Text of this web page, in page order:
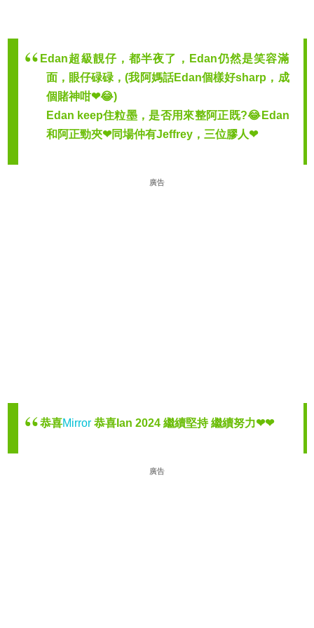
Edan超級靚仔，都半夜了，Edan仍然是笑容滿
面，眼仔碌碌，(我阿媽話Edan個樣好sharp，成
個賭神咁❤😂)
Edan keep住粒墨，是否用來整阿正既?😂Edan
和阿正勁夾❤同場仲有Jeffrey，三位膠人❤
廣告
恭喜Mirror 恭喜Ian 2024 繼續堅持 繼續努力❤❤
廣告